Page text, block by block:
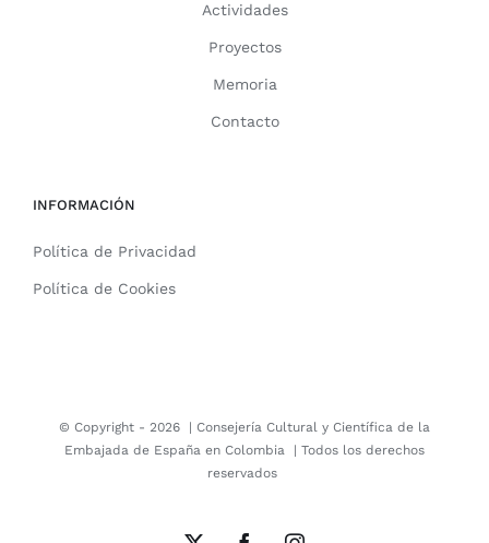
Actividades
Proyectos
Memoria
Contacto
INFORMACIÓN
Política de Privacidad
Política de Cookies
© Copyright - 2026 | Consejería Cultural y Científica de la
Embajada de España en Colombia | Todos los derechos
reservados